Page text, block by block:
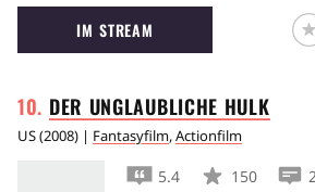
Schmugglern retten.
IM STREAM
DER UNGLAUBLICHE HULK
US(2008) | Fantasyfilm,Actionfilm
5.4 150